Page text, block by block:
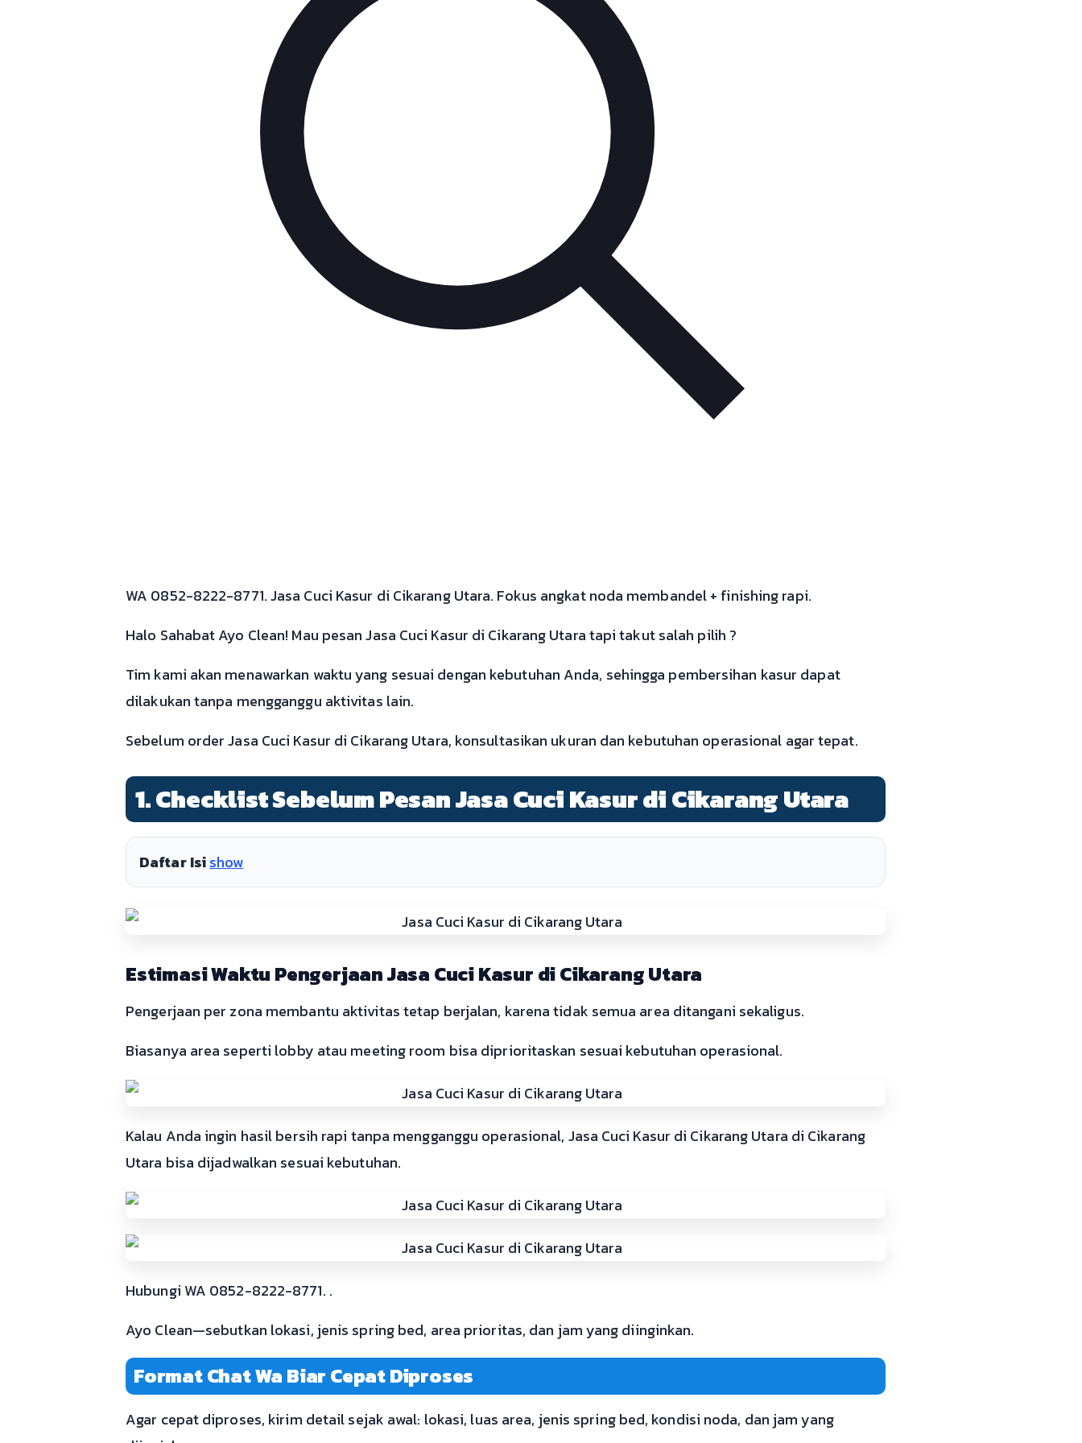
WA 0852-8222-8771. Jasa Cuci Kasur di Cikarang Utara. Fokus angkat noda membandel + finishing rapi.
Halo Sahabat Ayo Clean! Mau pesan Jasa Cuci Kasur di Cikarang Utara tapi takut salah pilih ?
Tim kami akan menawarkan waktu yang sesuai dengan kebutuhan Anda, sehingga pembersihan kasur dapat
dilakukan tanpa mengganggu aktivitas lain.
Sebelum order Jasa Cuci Kasur di Cikarang Utara, konsultasikan ukuran dan kebutuhan operasional agar tepat.
1. Checklist Sebelum Pesan Jasa Cuci Kasur di Cikarang Utara
Daftar Isishow
Estimasi Waktu Pengerjaan Jasa Cuci Kasur di Cikarang Utara
Pengerjaan per zona membantu aktivitas tetap berjalan, karena tidak semua area ditangani sekaligus.
Biasanya area seperti lobby atau meeting room bisa diprioritaskan sesuai kebutuhan operasional.
Kalau Anda ingin hasil bersih rapi tanpa mengganggu operasional, Jasa Cuci Kasur di Cikarang Utara di Cikarang
Utara bisa dijadwalkan sesuai kebutuhan.
Hubungi WA 0852-8222-8771. .
Ayo Clean—sebutkan lokasi, jenis spring bed, area prioritas, dan jam yang diinginkan.
Format Chat Wa Biar Cepat Diproses
Agar cepat diproses, kirim detail sejak awal: lokasi, luas area, jenis spring bed, kondisi noda, dan jam yang